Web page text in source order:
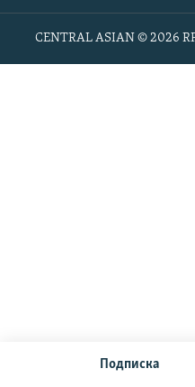
Подписка
CENTRAL ASIAN © 2026